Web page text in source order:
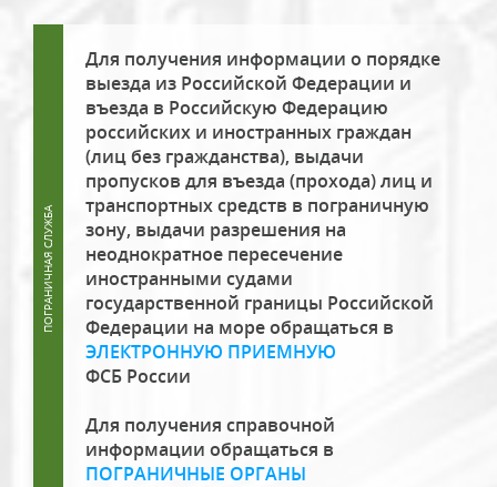
Для получения информации о порядке
выезда из Российской Федерации и
въезда в Российскую Федерацию
российских и иностранных граждан
(лиц без гражданства), выдачи
пропусков для въезда (прохода) лиц и
транспортных средств в пограничную
зону, выдачи разрешения на
неоднократное пересечение
иностранными судами
государственной границы Российской
Федерации на море обращаться в
ЭЛЕКТРОННУЮ ПРИЕМНУЮ
ФСБ России
Для получения справочной
информации обращаться в
ПОГРАНИЧНЫЕ ОРГАНЫ